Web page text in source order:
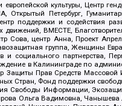
культуры, Центр
Петербург,
поддержки и содействия
движений, ВМЕСТЕ,
Сова, центр Анна, Проект
группа, Женщины
социального партнерства,
в Калининграде по
Защиты Прав Средств
Стран, Фонд поддержки
Свободы Информации,
Ольга Вадимовна, Чанышева